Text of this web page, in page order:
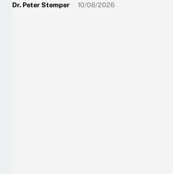
Dr. Peter Stemper 10/08/2026